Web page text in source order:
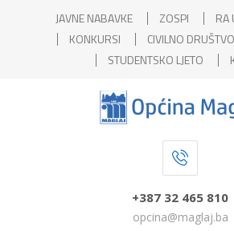
JAVNE NABAVKE ZOSPI RA
KONKURSI
CIVILNO DRUŠTVO
STUDENTSKO LJETO
+387 32 465 810
opcina@maglaj.ba